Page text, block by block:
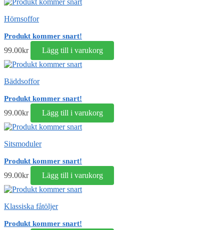
Hörnsoffor
Produkt kommer snart!
99.00kr Lägg till i varukorg
Bäddsoffor
Produkt kommer snart!
99.00kr Lägg till i varukorg
Sitsmoduler
Produkt kommer snart!
99.00kr Lägg till i varukorg
Klassiska fåtöljer
Produkt kommer snart!